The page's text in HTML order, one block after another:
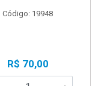
Código: 19948
R$ 70,00